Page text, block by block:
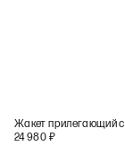
24 980 ₽